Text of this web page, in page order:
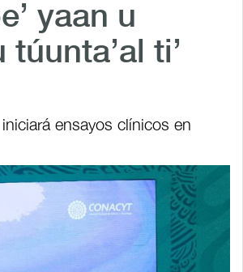
yaan u
túunta’al ti’
ensayos clínicos en